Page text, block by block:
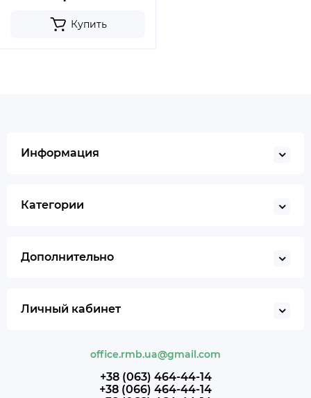
Купить
Информация
Категории
Дополнительно
Личный кабинет
office.rmb.ua@gmail.com
+38 (063) 464-44-14
+38 (066) 464-44-14